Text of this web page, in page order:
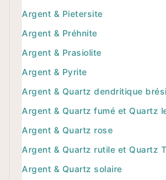
Argent & Pietersite
Argent & Préhnite
Argent & Prasiolite
Argent & Pyrite
Argent & Quartz dendritique
Argent & Quartz fumé et Quartz
Argent & Quartz rose
Argent & Quartz rutile et Quartz
Argent & Quartz solaire